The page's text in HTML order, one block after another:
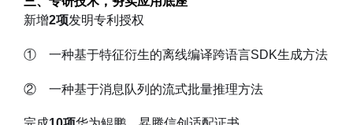
新增2项发明专利授权
① 一种基于特征衍生的离线编译跨语言SDK生成方法
② 一种基于消息队列的流式批量推理方法